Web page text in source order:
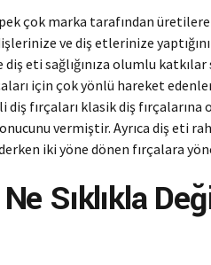
çok marka tarafından
ve diş etlerinize
eti sağlığınıza olumlu
için çok yönlü hareket
fırçaları klasik diş fırçalarına
vermiştir. Ayrıca diş eti
iki yöne dönen fırçalara
Ne Sıklıkla